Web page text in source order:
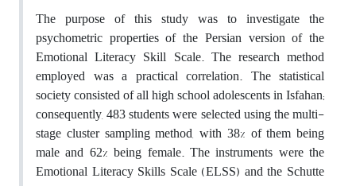
The purpose of this study was to investigate the
psychometric properties of the Persian version of the
Emotional Literacy Skill Scale. The research method
employed was a practical correlation. The statistical
society consisted of all high school adolescents in Isfahan;
consequently, 483 students were selected using the multi-
stage cluster sampling method, with 38% of them being
male and 62% being female. The instruments were the
Emotional Literacy Skills Scale (ELSS) and the Schutte